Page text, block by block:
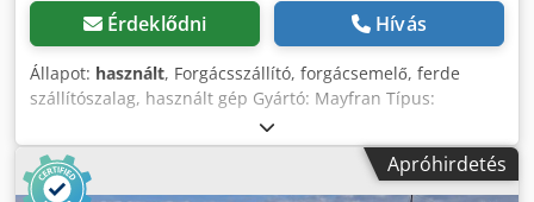
Érdeklődni Hívás
Állapot: használt, Forgácsszállító, forgácsemelő, ferde
szállítószalag, használt gép Gyártó: Mayfran Típus:
POO.96M3806.01 Cjdpfxeydbzvo Ai Asrf Teljes méretek:
Szélesség: 6300 mm Mélység: 1050 mm Magasság: 1820
mm Szalag méret: 6600 × 330 mm Elektromos adatok: 400 V
Apróhirdetés